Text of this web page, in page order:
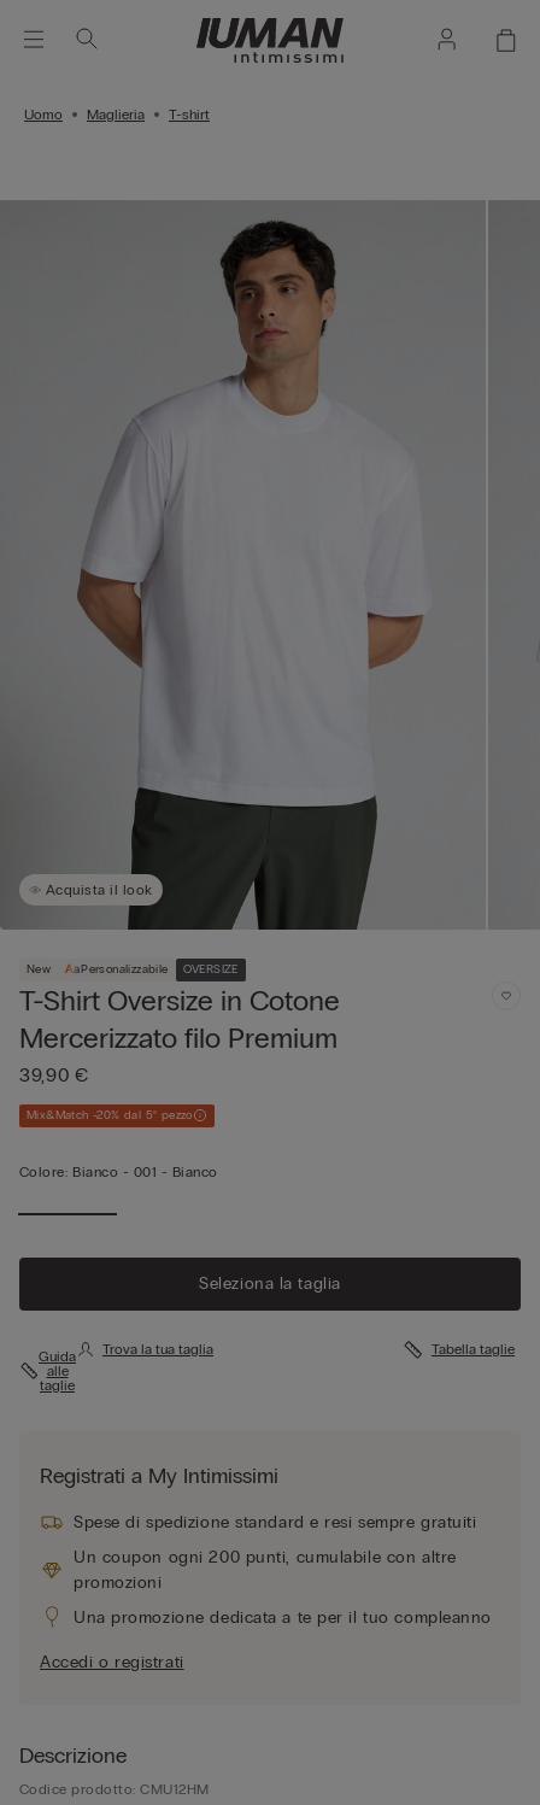
Uomo Maglieria T-shirt
Acquista il look
New Personalizzabile OVERSIZE
T-Shirt Oversize in Cotone
Mercerizzato filo Premium
39,90 €
Mix&Match -20% dal 5° pezzo
Colore: Bianco - 001 - Bianco
Seleziona la taglia
Guida
alle
taglie
Trova la tua taglia Tabella taglie
Registrati a My Intimissimi
Spese di spedizione standard e resi sempre gratuiti
Un coupon ogni 200 punti, cumulabile con altre
promozioni
Una promozione dedicata a te per il tuo compleanno
Accedi o registrati
Descrizione
Codice prodotto: CMU12HM